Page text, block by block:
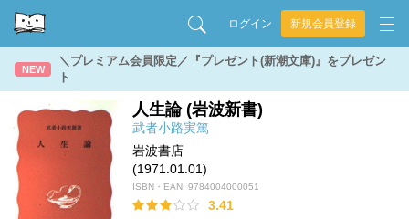
ログイン 新規会員登録
NEW
＼プレミアム会員限定／『プレゼント(新潮文庫)』をプレゼン
ト
人生論 (岩波新書)
武者小路実篤
岩波書店
(1971.01.01)
ISBN・EAN: 9784004000051
3.41